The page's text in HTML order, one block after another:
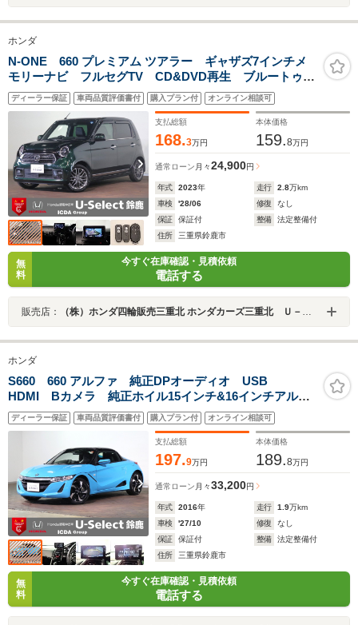
ホンダ
N-ONE 660 プレミアム ツアラー ギャザズ7インチメ
モリーナビ フルセグTV CD&DVD再生 ブルートゥー
ス バックカメラ ETC車載器 F&Rドラレコ ハーフ
レザーシート シートヒーター LEDオートライト ス
マートキー 禁煙車
ディーラー保証 車両品質評価書付 購入プラン付 オンライン相談可
支払総額
168.3万円
本体価格
159.8万円
通常ローン 月々24,900円
年式 2023年 走行 2.8万km
車検
'28/06 修復
なし
保証
保証付 整備
法定整備付
住所
三重県鈴鹿市
無
料
今すぐ在庫確認・見積依頼
電話する
販売店： （株）ホンダ四輪販売三重北 ホンダカーズ三重北 Ｕ－Ｓｅｌｅｃｔ鈴鹿
ホンダ
S660 660 アルファ 純正DPオーディオ USB
HDMI Bカメラ 純正ホイル15インチ&16インチアル
ミ LEDオートライト ETC車載器 ワンオーナー 禁
煙車 CTBA クルーズコントロール ハードトップ
ディーラー保証 車両品質評価書付 購入プラン付 オンライン相談可
支払総額
197.9万円
本体価格
189.8万円
通常ローン 月々33,200円
年式 2016年 走行 1.9万km
車検
'27/10 修復
なし
保証
保証付 整備
法定整備付
住所
三重県鈴鹿市
無
料
今すぐ在庫確認・見積依頼
電話する